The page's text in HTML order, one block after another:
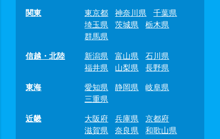
関東
東京都 神奈川県
千葉県
埼玉県
茨城県
栃木県
群馬県
信越・北陸
新潟県 富山県
石川県
福井県
山梨県
長野県
東海
愛知県 静岡県
岐阜県
三重県
近畿
大阪府 兵庫県
京都府
滋賀県
奈良県
和歌山県